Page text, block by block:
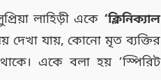
লাহিড়ী একে ‘ক্লিনিক্যাল
দেখা যায়, কোনো মৃত ব্যক্তির
একে বলা হয় ‘স্পিরিট